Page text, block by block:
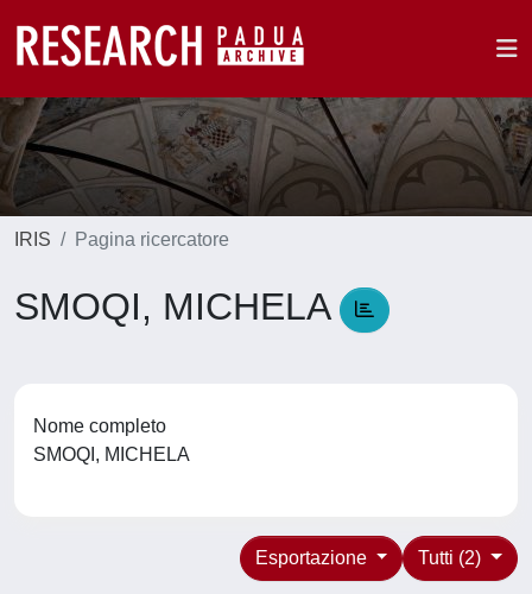
IRIS Pagina ricercatore
SMOQI, MICHELA
Nome completo
SMOQI, MICHELA
Tutti (2)
Esportazione